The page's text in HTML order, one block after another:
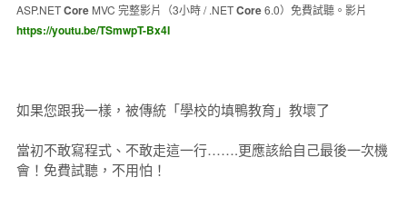
ASP.NETCoreMVC 完整影片（3小時 / .NETCore6.0）免費試聽。影片
https://youtu.be/TSmwpT-Bx4I
如果您跟我一樣，被傳統「學校的填鴨教育」教壞了
當初不敢寫程式、不敢走這一行…….更應該給自己最後一次機
會！免費試聽，不用怕！